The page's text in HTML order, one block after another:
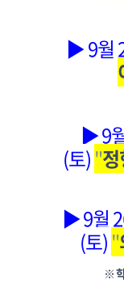
▶ 9월
▶ 9
(토)"
▶ 9월
(토)"
※